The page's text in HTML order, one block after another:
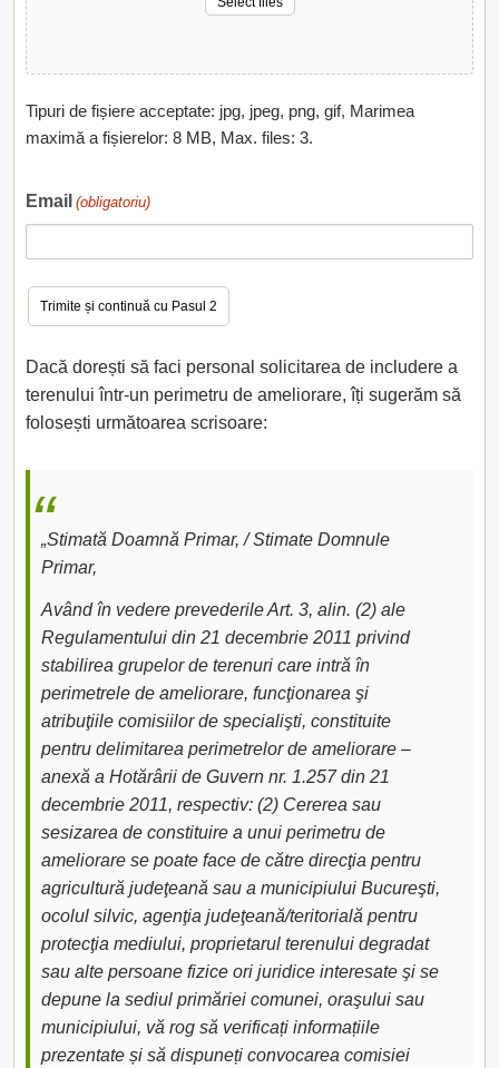
Tipuri de fișiere acceptate: jpg, jpeg, png, gif, Marimea
maximă a fișierelor: 8 MB, Max. files: 3.
Email (obligatoriu)
Dacă dorești să faci personal solicitarea de includere a
terenului într-un perimetru de ameliorare, îți sugerăm să
folosești următoarea scrisoare:
„Stimată Doamnă Primar, / Stimate Domnule
Primar,
Având în vedere prevederile Art. 3, alin. (2) ale
Regulamentului din 21 decembrie 2011 privind
stabilirea grupelor de terenuri care intră în
perimetrele de ameliorare, funcţionarea şi
atribuţiile comisiilor de specialişti, constituite
pentru delimitarea perimetrelor de ameliorare –
anexă a Hotărârii de Guvern nr. 1.257 din 21
decembrie 2011, respectiv: (2) Cererea sau
sesizarea de constituire a unui perimetru de
ameliorare se poate face de către direcţia pentru
agricultură judeţeană sau a municipiului Bucureşti,
ocolul silvic, agenţia judeţeană/teritorială pentru
protecţia mediului, proprietarul terenului degradat
sau alte persoane fizice ori juridice interesate şi se
depune la sediul primăriei comunei, oraşului sau
municipiului, vă rog să verificați informațiile
prezentate și să dispuneți convocarea comisiei